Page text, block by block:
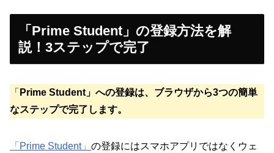
「Prime Student」の登録方法を解
説！3ステップで完了
「 Prime Student」への登録は、ブラウザから3つの簡単
なステップで完了します。
「Prime Student」 の登録にはスマホアプリではなくウェ